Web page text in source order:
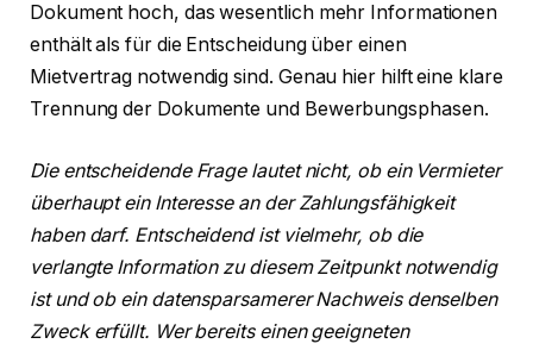
Dokument hoch, das wesentlich mehr Informationen
enthält als für die Entscheidung über einen
Mietvertrag notwendig sind. Genau hier hilft eine klare
Trennung der Dokumente und Bewerbungsphasen.
Die entscheidende Frage lautet nicht, ob ein Vermieter
überhaupt ein Interesse an der Zahlungsfähigkeit
haben darf. Entscheidend ist vielmehr, ob die
verlangte Information zu diesem Zeitpunkt notwendig
ist und ob ein datensparsamerer Nachweis denselben
Zweck erfüllt. Wer bereits einen geeigneten